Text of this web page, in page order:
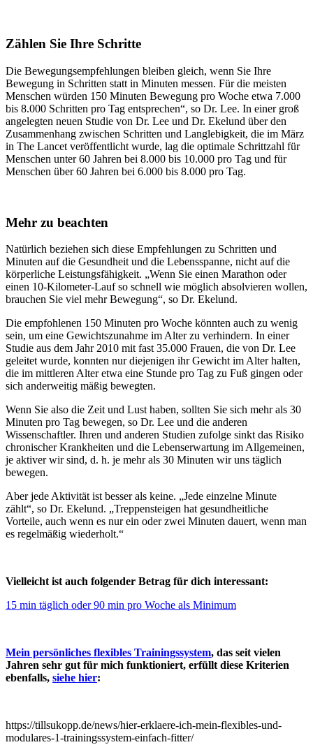
Zählen Sie Ihre Schritte
Die Bewegungsempfehlungen bleiben gleich, wenn Sie Ihre
Bewegung in Schritten statt in Minuten messen. Für die meisten
Menschen würden 150 Minuten Bewegung pro Woche etwa 7.000
bis 8.000 Schritten pro Tag entsprechen“, so Dr. Lee. In einer groß
angelegten neuen Studie von Dr. Lee und Dr. Ekelund über den
Zusammenhang zwischen Schritten und Langlebigkeit, die im März
in The Lancet veröffentlicht wurde, lag die optimale Schrittzahl für
Menschen unter 60 Jahren bei 8.000 bis 10.000 pro Tag und für
Menschen über 60 Jahren bei 6.000 bis 8.000 pro Tag.
Mehr zu beachten
Natürlich beziehen sich diese Empfehlungen zu Schritten und
Minuten auf die Gesundheit und die Lebensspanne, nicht auf die
körperliche Leistungsfähigkeit. „Wenn Sie einen Marathon oder
einen 10-Kilometer-Lauf so schnell wie möglich absolvieren wollen,
brauchen Sie viel mehr Bewegung“, so Dr. Ekelund.
Die empfohlenen 150 Minuten pro Woche könnten auch zu wenig
sein, um eine Gewichtszunahme im Alter zu verhindern. In einer
Studie aus dem Jahr 2010 mit fast 35.000 Frauen, die von Dr. Lee
geleitet wurde, konnten nur diejenigen ihr Gewicht im Alter halten,
die im mittleren Alter etwa eine Stunde pro Tag zu Fuß gingen oder
sich anderweitig mäßig bewegten.
Wenn Sie also die Zeit und Lust haben, sollten Sie sich mehr als 30
Minuten pro Tag bewegen, so Dr. Lee und die anderen
Wissenschaftler. Ihren und anderen Studien zufolge sinkt das Risiko
chronischer Krankheiten und die Lebenserwartung im Allgemeinen,
je aktiver wir sind, d. h. je mehr als 30 Minuten wir uns täglich
bewegen.
Aber jede Aktivität ist besser als keine. „Jede einzelne Minute
zählt“, so Dr. Ekelund. „Treppensteigen hat gesundheitliche
Vorteile, auch wenn es nur ein oder zwei Minuten dauert, wenn man
es regelmäßig wiederholt.“
Vielleicht ist auch folgender Betrag für dich interessant:
15 min täglich oder 90 min pro Woche als Minimum
Mein persönliches flexibles Trainingssystem, das seit vielen
Jahren sehr gut für mich funktioniert, erfüllt diese Kriterien
ebenfalls, siehe hier:
https://tillsukopp.de/news/hier-erklaere-ich-mein-flexibles-und-
modulares-1-trainingssystem-einfach-fitter/